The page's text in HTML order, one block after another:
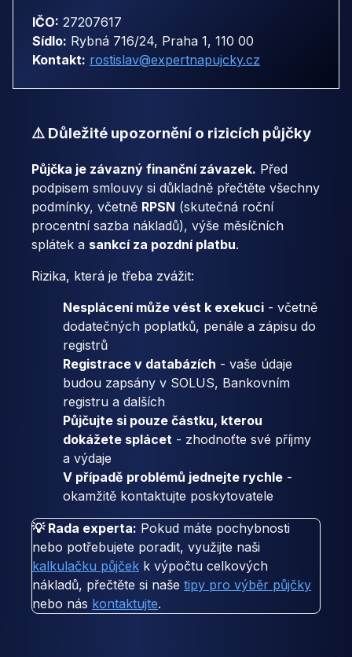
IČO: 27207617
Sídlo: Rybná 716/24, Praha 1, 110 00
Kontakt: rostislav@expertnapujcky.cz
⚠️ Důležité upozornění o rizicích půjčky
Půjčka je závazný finanční závazek. Před
podpisem smlouvy si důkladně přečtěte všechny
podmínky, včetně RPSN (skutečná roční
procentní sazba nákladů), výše měsíčních
splátek a sankcí za pozdní platbu.
Rizika, která je třeba zvážit:
Nesplácení může vést k exekuci - včetně
dodatečných poplatků, penále a zápisu do
registrů
Registrace v databázích - vaše údaje
budou zapsány v SOLUS, Bankovním
registru a dalších
Půjčujte si pouze částku, kterou
dokážete splácet - zhodnoťte své příjmy
a výdaje
V případě problémů jednejte rychle -
okamžitě kontaktujte poskytovatele
💡 Rada experta: Pokud máte pochybnosti
nebo potřebujete poradit, využijte naši
kalkulačku půjček k výpočtu celkových
nákladů, přečtěte si naše tipy pro výběr půjčky
nebo nás kontaktujte.